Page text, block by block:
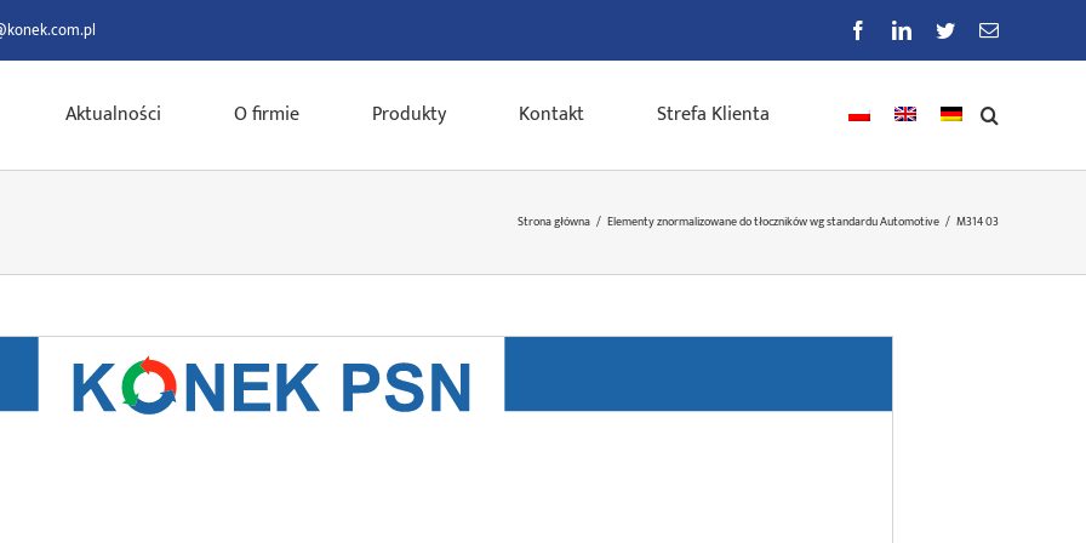
FacebookLinkedIn
TwitterE-
Aktualności O firmie Produkty Kontakt Strefa Klienta
Strona główna / Elementy znormalizowane do tłoczników wg standardu Automotive / M314 03